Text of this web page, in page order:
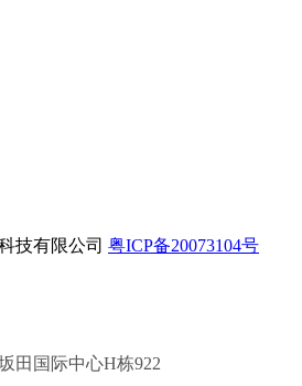
技有限公司 粤ICP备20073104号
田国际中心H栋922